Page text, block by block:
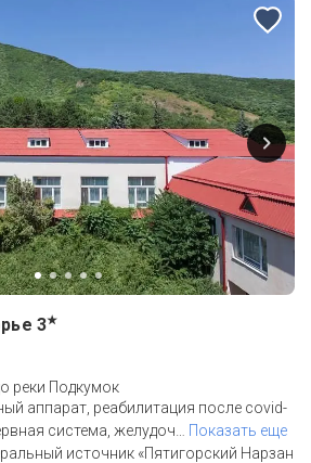
3★
реки Подкумок
аппарат, реабилитация после covid-
система, желудоч
Показать еще
источник «Пятигорский Нарзан